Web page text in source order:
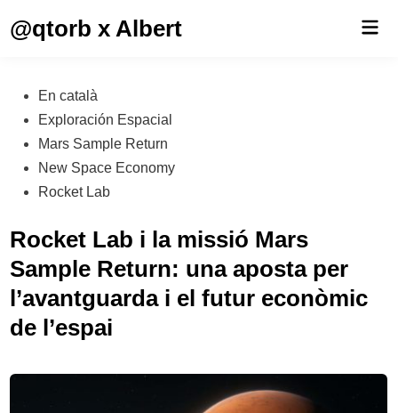
@qtorb x Albert
Publicado
en
En català
Exploración Espacial
Mars Sample Return
New Space Economy
Rocket Lab
Rocket Lab i la missió Mars
Sample Return: una aposta per
l’avantguarda i el futur econòmic
de l’espai